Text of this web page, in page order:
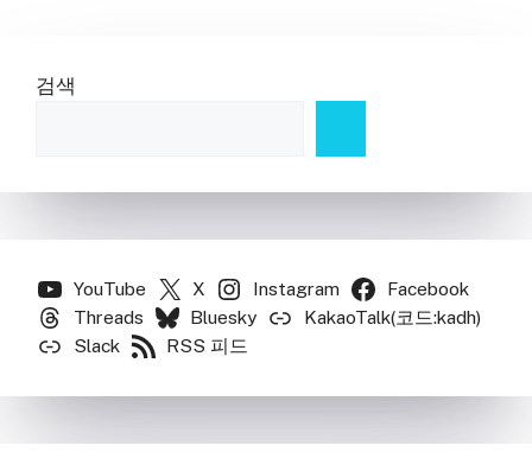
검색
YouTube X Instagram
Facebook
Threads
Bluesky
KakaoTalk(코드:kadh)
Slack
RSS 피드